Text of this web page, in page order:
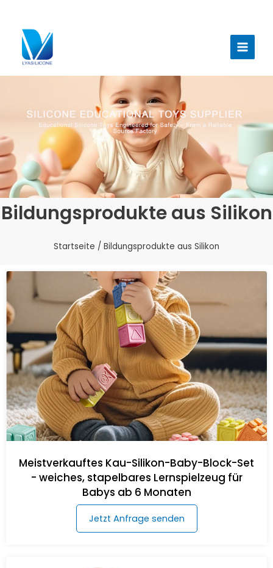
springen
Bildungsprodukte aus Silikon
Startseite / Bildungsprodukte aus Silikon
Meistverkauftes Kau-Silikon-Baby-Block-Set
- weiches, stapelbares Lernspielzeug für
Babys ab 6 Monaten
Jetzt Anfrage senden